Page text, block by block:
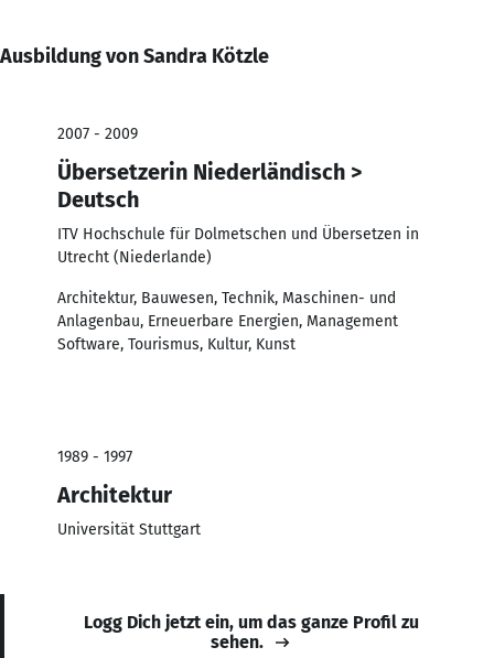
Ausbildung von Sandra Kötzle
2007 - 2009
Übersetzerin Niederländisch >
Deutsch
ITV Hochschule für Dolmetschen und Übersetzen in
Utrecht (Niederlande)
Architektur, Bauwesen, Technik, Maschinen- und
Anlagenbau, Erneuerbare Energien, Management
Software, Tourismus, Kultur, Kunst
1989 - 1997
Architektur
Universität Stuttgart
Logg Dich jetzt ein, um das ganze Profil zu
sehen.